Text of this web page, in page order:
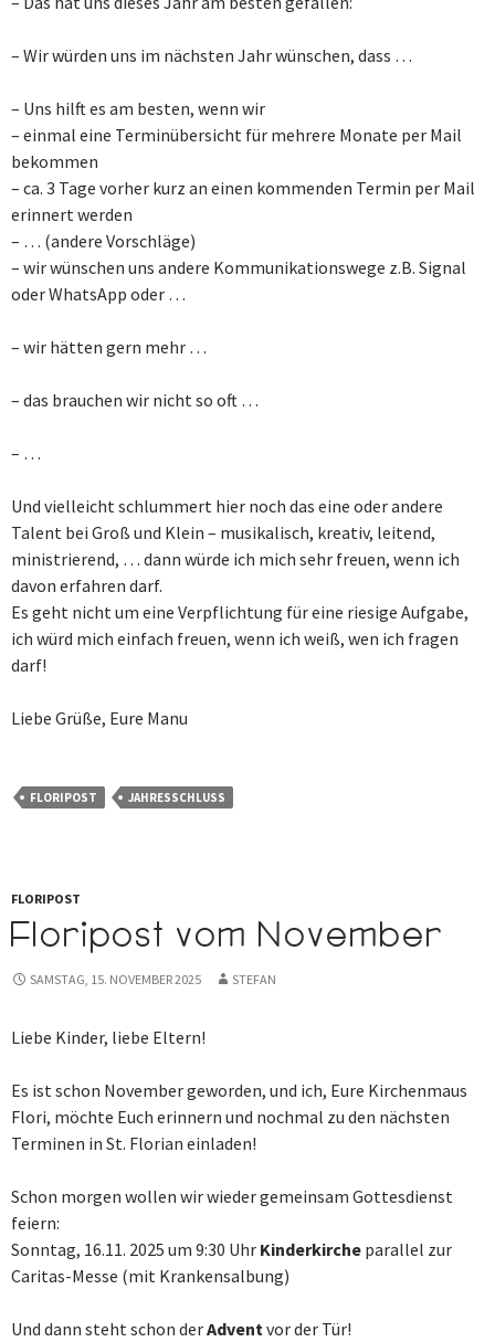
– Wir würden uns im nächsten Jahr wünschen, dass …
– Uns hilft es am besten, wenn wir
– einmal eine Terminübersicht für mehrere Monate per Mail
bekommen
– ca. 3 Tage vorher kurz an einen kommenden Termin per Mail
erinnert werden
– … (andere Vorschläge)
– wir wünschen uns andere Kommunikationswege z.B. Signal
oder WhatsApp oder …
– wir hätten gern mehr …
– das brauchen wir nicht so oft …
– …
Und vielleicht schlummert hier noch das eine oder andere
Talent bei Groß und Klein – musikalisch, kreativ, leitend,
ministrierend, … dann würde ich mich sehr freuen, wenn ich
davon erfahren darf.
Es geht nicht um eine Verpflichtung für eine riesige Aufgabe,
ich würd mich einfach freuen, wenn ich weiß, wen ich fragen
darf!
Liebe Grüße, Eure Manu
FLORIPOST JAHRESSCHLUSS
FLORIPOST
Floripost vom November
SAMSTAG, 15. NOVEMBER 2025 STEFAN
Liebe Kinder, liebe Eltern!
Es ist schon November geworden, und ich, Eure Kirchenmaus
Flori, möchte Euch erinnern und nochmal zu den nächsten
Terminen in St. Florian einladen!
Schon morgen wollen wir wieder gemeinsam Gottesdienst
feiern:
Sonntag, 16.11. 2025 um 9:30 Uhr Kinderkirche parallel zur
Caritas-Messe (mit Krankensalbung)
Und dann steht schon derAdventvor der Tür!